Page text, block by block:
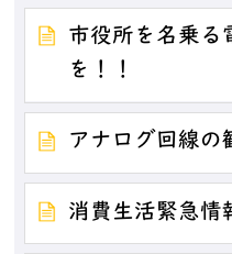
市役所を名乗る
を！！
アナログ回線の
消費生活緊急情